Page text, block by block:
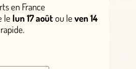
en France
le lun 17 aoûtou le ven 14